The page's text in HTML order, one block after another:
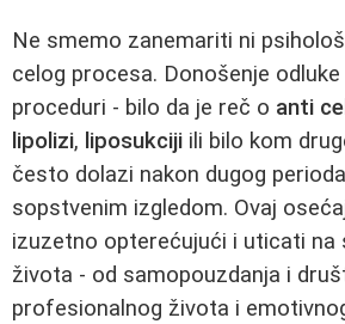
Ne smemo zanemariti ni
celog procesa. Donošenje
proceduri - bilo da je reč o anti
lipolizi, liposukciji ili bilo kom
često dolazi nakon dugog
sopstvenim izgledom. Ovaj
izuzetno opterećujući i uticati na
života - od samopouzdanja i
profesionalnog života i